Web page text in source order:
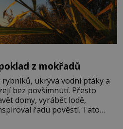
z mokřadů
ukrývá vodní ptáky a
bez povšimnutí. Přesto
domy, vyrábět lodě,
řadu pověstí. Tato